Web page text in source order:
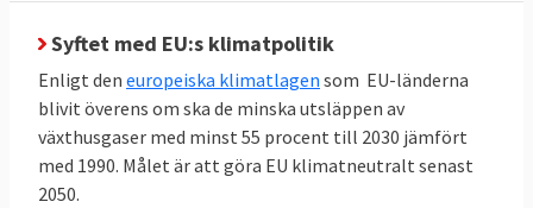
förnyelsebar energi
procent
42,5 – 45
procent
Syftet med EU:s klimatpolitik
Enligt den europeiska klimatlagen som EU-länderna
blivit överens om ska de minska utsläppen av
växthusgaser med minst 55 procent till 2030 jämfört
med 1990. Målet är att göra EU klimatneutralt senast
2050.